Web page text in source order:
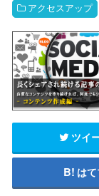
アクセスアップ
ツイ
は